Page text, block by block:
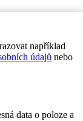
například
údajů nebo
data o poloze a